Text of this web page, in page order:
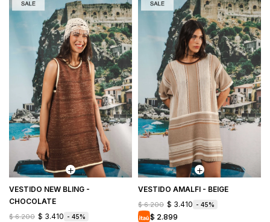
VESTIDO NEW BLING -
CHOCOLATE
$ 6.200 $ 3.410 45
VESTIDO AMALFI - BEIGE
$ 6.200 $ 3.410 45
$ 2.899